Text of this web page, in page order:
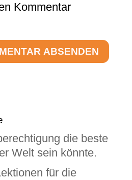
Kommentar
die beste
Welt sein könnte.
für die